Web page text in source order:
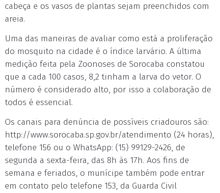
cabeça e os vasos de plantas sejam preenchidos com
areia.
Uma das maneiras de avaliar como está a proliferação
do mosquito na cidade é o índice larvário. A última
medição feita pela Zoonoses de Sorocaba constatou
que a cada 100 casos, 8,2 tinham a larva do vetor. O
número é considerado alto, por isso a colaboração de
todos é essencial.
Os canais para denúncia de possíveis criadouros são:
http://www.sorocaba.sp.gov.br/atendimento (24 horas),
telefone 156 ou o WhatsApp: (15) 99129-2426, de
segunda a sexta-feira, das 8h às 17h. Aos fins de
semana e feriados, o munícipe também pode entrar
em contato pelo telefone 153, da Guarda Civil